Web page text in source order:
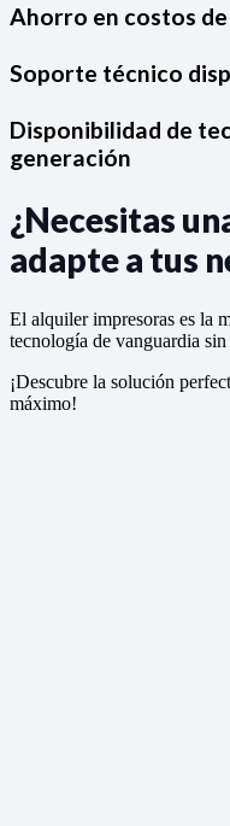
Ahorro en costos
Soporte técnico
Disponibilidad de
generación
¿Necesitas
adapte a tus
El alquiler impresoras es la
tecnología de vanguardia
¡Descubre la solución
máximo!